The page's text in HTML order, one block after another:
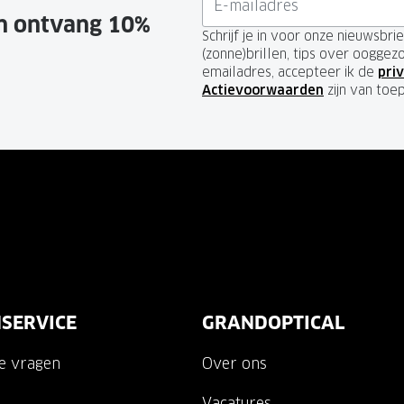
10%
Schrijf je in voor onze
(zonne)brillen, tips over
emailadres, accepteer ik de
Actievoorwaarden zijn van
vragen
GRANDOPTICAL
Over ons